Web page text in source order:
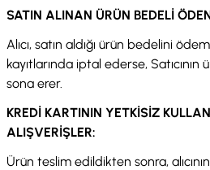
SATIN ALINAN ÜRÜN BEDELİ
Alıcı, satın aldığı ürün bedelini
kayıtlarında iptal ederse,
sona erer.
KREDİ KARTININ YETKİSİZ
ALIŞVERİŞLER:
Ürün teslim edildikten sonra,